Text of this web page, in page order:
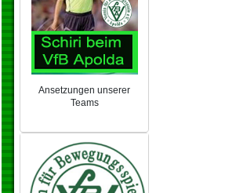
Ansetzungen unserer
Teams